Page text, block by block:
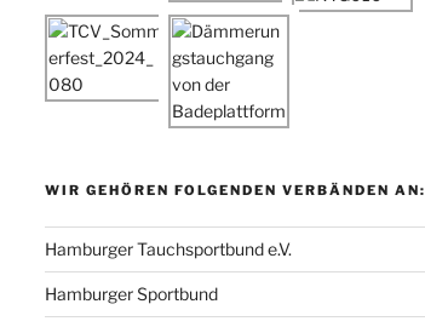
WIR GEHÖREN FOLGENDEN VERBÄNDEN AN:
Hamburger Tauchsportbund e.V.
Hamburger Sportbund